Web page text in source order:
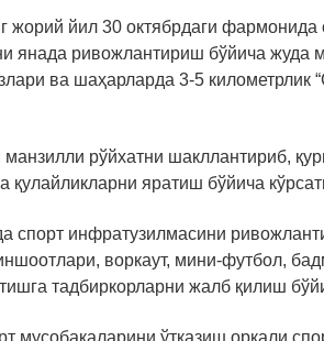
жорий йил 30 октябрдаги фармонида
янада ривожлантириш бўйича жуда
ва шаҳарларда 3-5 километрлик
рўйхатни шакллантириб,
қулайликларни яратиш бўйича
спорт инфратузилмасини
воркаут, мини-футбол,
тадбиркорларни жалб қилиш